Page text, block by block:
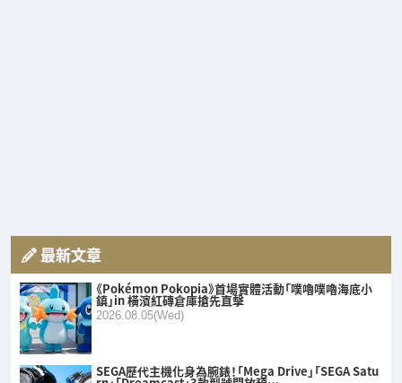
最新文章
《Pokémon Pokopia》首場實體活動「噗嚕噗嚕海底小
鎮」in 橫濱紅磚倉庫搶先直擊
2026.08.05(Wed)
SEGA歷代主機化身為腕錶！「Mega Drive」「SEGA Satu